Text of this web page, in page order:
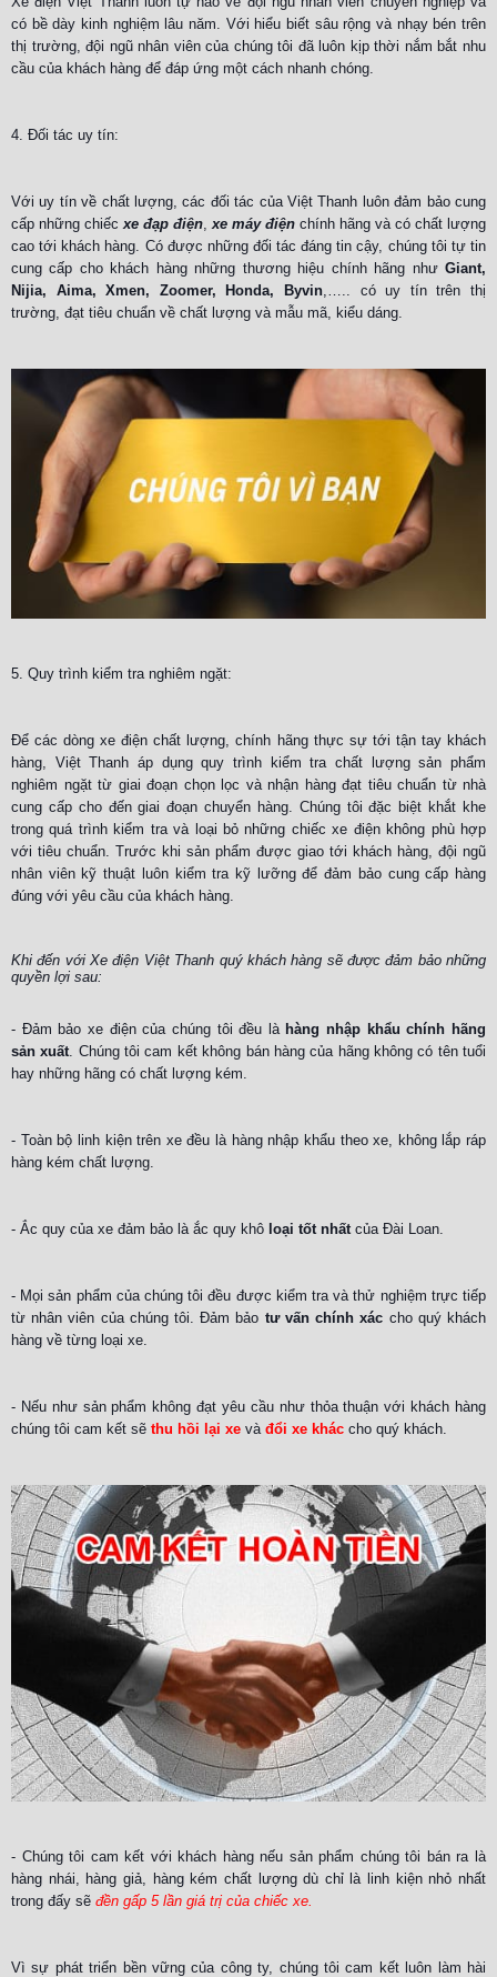
có bề dày kinh nghiệm lâu năm. Với hiểu biết sâu rộng và nhạy bén trên
thị trường, đội ngũ nhân viên của chúng tôi đã luôn kịp thời nắm bắt nhu
cầu của khách hàng để đáp ứng một cách nhanh chóng.
4. Đối tác uy tín:
Với uy tín về chất lượng, các đối tác của Việt Thanh luôn đảm bảo cung
cấp những chiếcxe đạp điện,xe máy điện chính hãng và có chất lượng
cao tới khách hàng. Có được những đối tác đáng tin cậy, chúng tôi tự tin
cung cấp cho khách hàng những thương hiệu chính hãng như Giant,
Nijia, Aima, Xmen, Zoomer, Honda, Byvin,….. có uy tín trên thị
trường, đạt tiêu chuẩn về chất lượng và mẫu mã, kiểu dáng.
5. Quy trình kiểm tra nghiêm ngặt:
Để các dòng xe điện chất lượng, chính hãng thực sự tới tận tay khách
hàng, Việt Thanh áp dụng quy trình kiểm tra chất lượng sản phẩm
nghiêm ngặt từ giai đoạn chọn lọc và nhận hàng đạt tiêu chuẩn từ nhà
cung cấp cho đến giai đoạn chuyển hàng. Chúng tôi đặc biệt khắt khe
trong quá trình kiểm tra và loại bỏ những chiếc xe điện không phù hợp
với tiêu chuẩn. Trước khi sản phẩm được giao tới khách hàng, đội ngũ
nhân viên kỹ thuật luôn kiểm tra kỹ lưỡng để đảm bảo cung cấp hàng
đúng với yêu cầu của khách hàng.
Khi đến với Xe điện Việt Thanh quý khách hàng sẽ được đảm bảo những
quyền lợi sau:
- Đảm bảo xe điện của chúng tôi đều là hàng nhập khẩu chính hãng
sản xuất . Chúng tôi cam kết không bán hàng của hãng không có tên tuổi
hay những hãng có chất lượng kém.
- Toàn bộ linh kiện trên xe đều là hàng nhập khẩu theo xe, không lắp ráp
hàng kém chất lượng.
- Ắc quy của xe đảm bảo là ắc quy khô loại tốt nhất của Đài Loan.
- Mọi sản phẩm của chúng tôi đều được kiểm tra và thử nghiệm trực tiếp
từ nhân viên của chúng tôi. Đảm bảo tư vấn chính xác cho quý khách
hàng về từng loại xe.
- Nếu như sản phẩm không đạt yêu cầu như thỏa thuận với khách hàng
chúng tôi cam kết sẽ thu hồi lại xe và đổi xe khác cho quý khách.
- Chúng tôi cam kết với khách hàng nếu sản phẩm chúng tôi bán ra là
hàng nhái, hàng giả, hàng kém chất lượng dù chỉ là linh kiện nhỏ nhất
trong đấy sẽ đền gấp 5 lần giá trị của chiếc xe
Vì sự phát triển bền vững của công ty, chúng tôi cam kết luôn làm hài